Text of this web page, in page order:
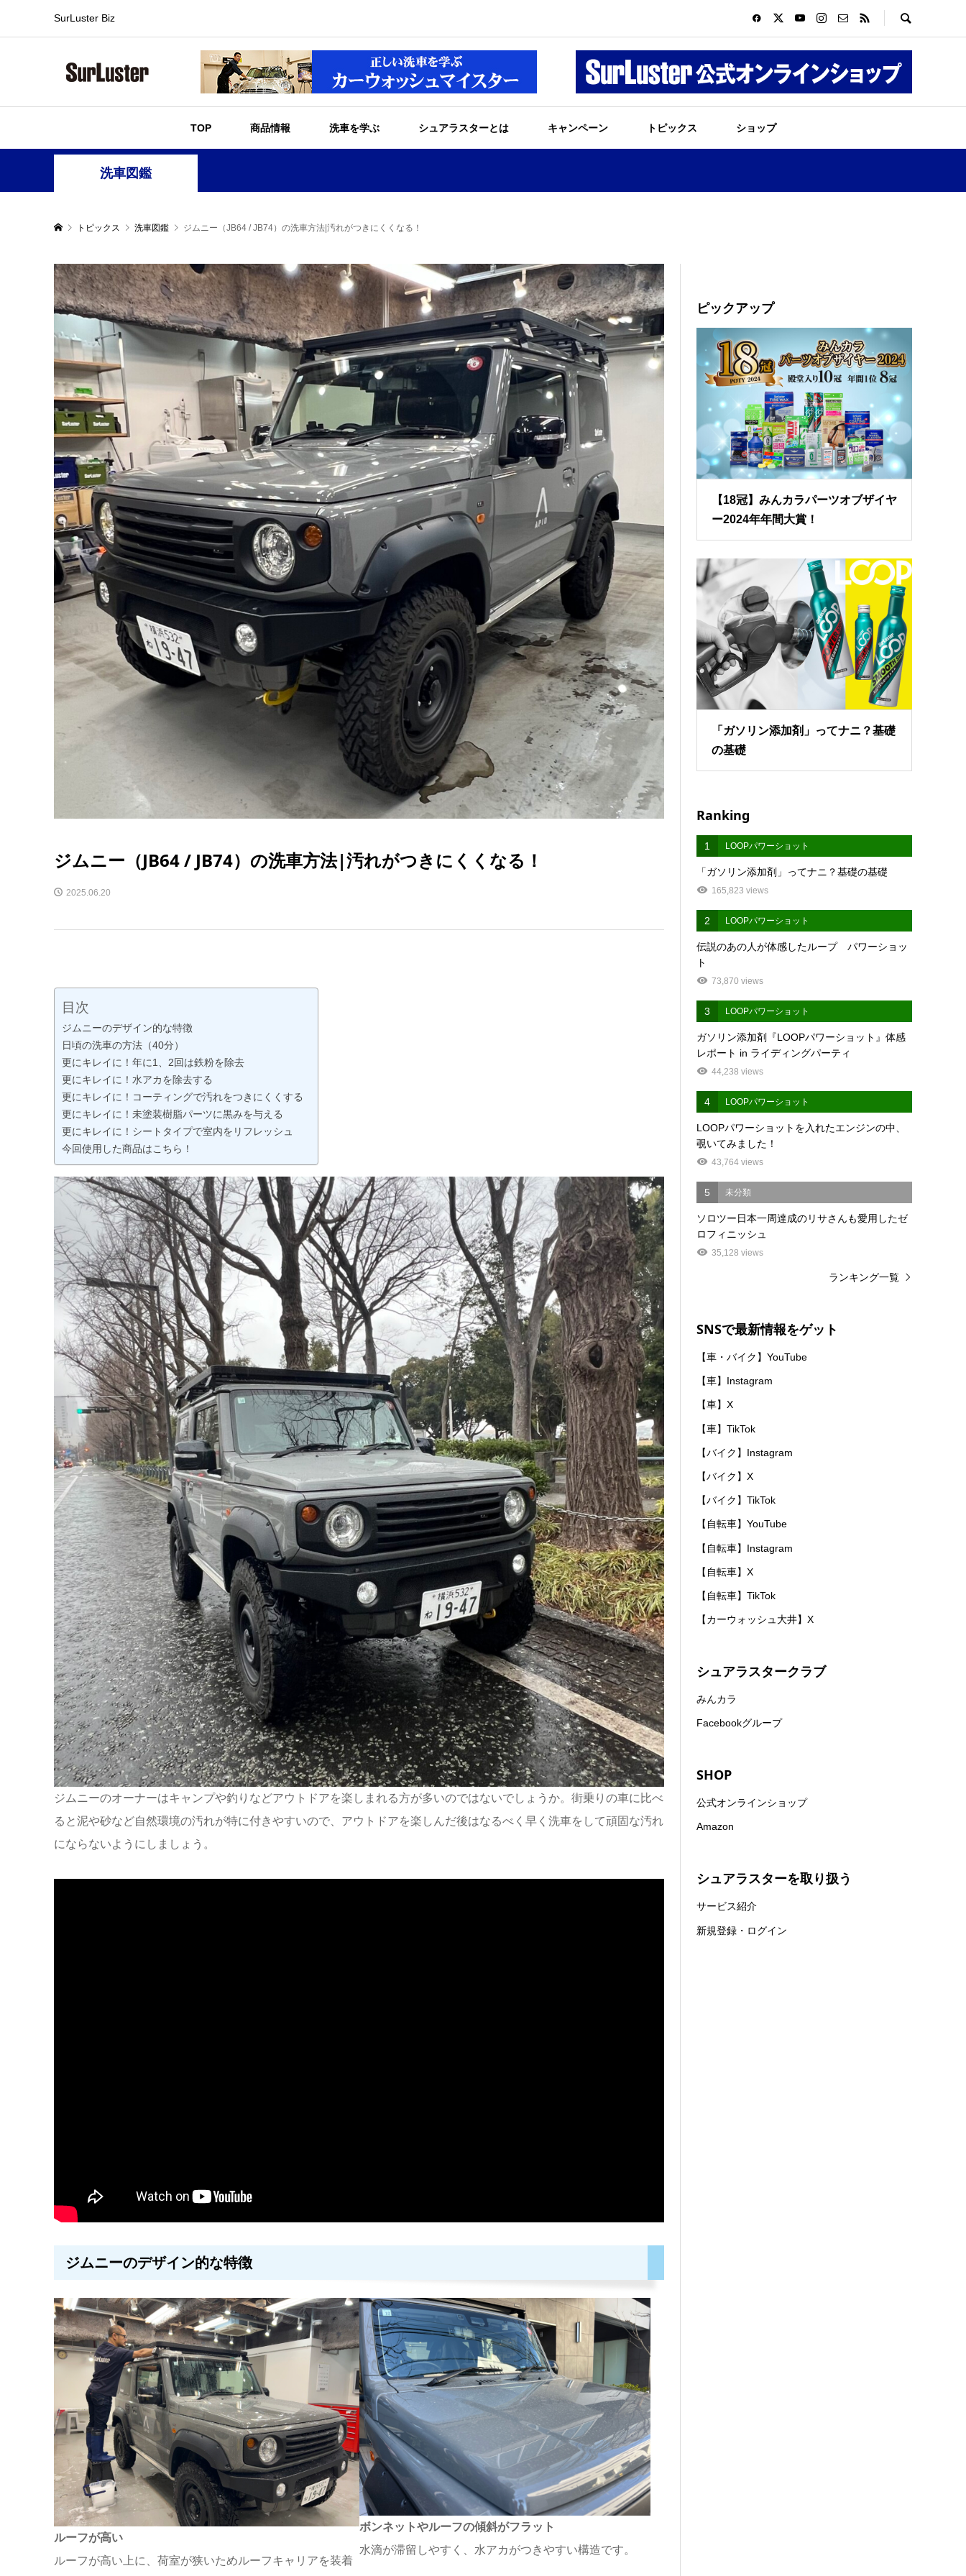
SurLuster Biz
TOP 商品情報 洗車を学ぶ シュアラスターとは キャンペーン トピックス ショップ
洗車図鑑
トピックス 洗車図鑑 ジムニー（JB64 / JB74）の洗車方法|汚れがつきにくくなる！
ジムニー（JB64 / JB74）の洗車方法|汚れがつきにくくなる！
2025.06.20
目次
ジムニーのデザイン的な特徴
日頃の洗車の方法（40分）
更にキレイに！年に1、2回は鉄粉を除去
更にキレイに！水アカを除去する
更にキレイに！コーティングで汚れをつきにくくする
更にキレイに！未塗装樹脂パーツに黒みを与える
更にキレイに！シートタイプで室内をリフレッシュ
今回使用した商品はこちら！
ジムニーのオーナーはキャンプや釣りなどアウトドアを楽しまれる方が多いのではないでしょうか。街乗りの車に比べ
ると泥や砂など自然環境の汚れが特に付きやすいので、アウトドアを楽しんだ後はなるべく早く洗車をして頑固な汚れ
にならないようにしましょう。
ジムニーのデザイン的な特徴
ルーフが高い
ルーフが高い上に、荷室が狭いためルーフキャリアを装着
ボンネットやルーフの傾斜がフラット
水滴が滞留しやすく、水アカがつきやすい構造です。
ピックアップ
【18冠】みんカラパーツオブザイヤ
ー2024年年間大賞！
「ガソリン添加剤」ってナニ？基礎
の基礎
Ranking
1 LOOPパワーショット
「ガソリン添加剤」ってナニ？基礎の基礎
165,823 views
2 LOOPパワーショット
伝説のあの人が体感したループ パワーショッ
ト
73,870 views
3 LOOPパワーショット
ガソリン添加剤『LOOPパワーショット』体感
レポート in ライディングパーティ
44,238 views
4 LOOPパワーショット
LOOPパワーショットを入れたエンジンの中、
覗いてみました！
43,764 views
5 未分類
ソロツー日本一周達成のリサさんも愛用したゼ
ロフィニッシュ
35,128 views
ランキング一覧
SNSで最新情報をゲット
【車・バイク】YouTube
【車】Instagram
【車】X
【車】TikTok
【バイク】Instagram
【バイク】X
【バイク】TikTok
【自転車】YouTube
【自転車】Instagram
【自転車】X
【自転車】TikTok
【カーウォッシュ大井】X
シュアラスタークラブ
みんカラ
Facebookグループ
SHOP
公式オンラインショップ
Amazon
シュアラスターを取り扱う
サービス紹介
新規登録・ログイン